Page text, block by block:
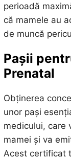
perioadă
că mamele au
de muncă
Pașii
Prenatal
Obținerea
unor pași
medicului, care
mamei și va
Acest certificat